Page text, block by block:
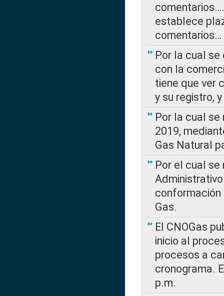
establece
comentarios…
Por la cual
con la
tiene que ver
y su registro,
Por la cual
2019,
Gas Natural
Por el cual
conformación
Gas.
El CNOGas
inicio al
procesos a
cronograma.
p.m.